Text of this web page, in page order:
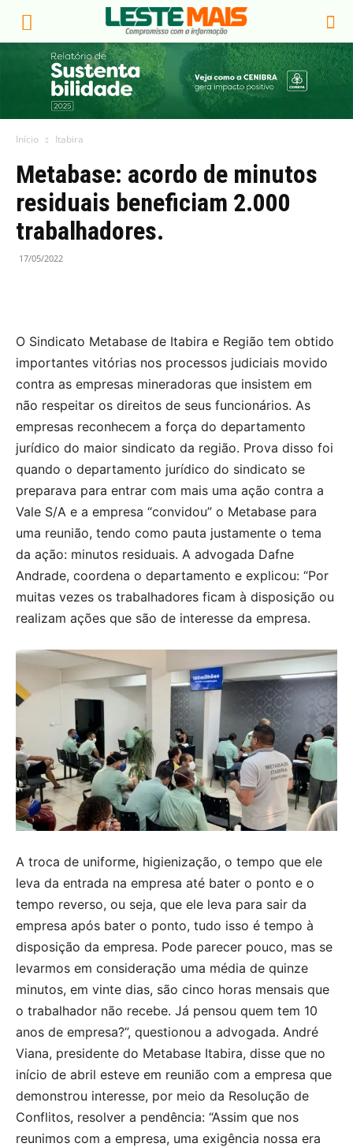
Início Itabira
Metabase: acordo de minutos
residuais beneficiam 2.000
trabalhadores.
17/05/2022
O Sindicato Metabase de Itabira e Região tem obtido
importantes vitórias nos processos judiciais movido
contra as empresas mineradoras que insistem em
não respeitar os direitos de seus funcionários. As
empresas reconhecem a força do departamento
jurídico do maior sindicato da região. Prova disso foi
quando o departamento jurídico do sindicato se
preparava para entrar com mais uma ação contra a
Vale S/A e a empresa “convidou” o Metabase para
uma reunião, tendo como pauta justamente o tema
da ação: minutos residuais. A advogada Dafne
Andrade, coordena o departamento e explicou: “Por
muitas vezes os trabalhadores ficam à disposição ou
realizam ações que são de interesse da empresa.
A troca de uniforme, higienização, o tempo que ele
leva da entrada na empresa até bater o ponto e o
tempo reverso, ou seja, que ele leva para sair da
empresa após bater o ponto, tudo isso é tempo à
disposição da empresa. Pode parecer pouco, mas se
levarmos em consideração uma média de quinze
minutos, em vinte dias, são cinco horas mensais que
o trabalhador não recebe. Já pensou quem tem 10
anos de empresa?”, questionou a advogada. André
Viana, presidente do Metabase Itabira, disse que no
início de abril esteve em reunião com a empresa que
demonstrou interesse, por meio da Resolução de
Conflitos, resolver a pendência: “Assim que nos
reunimos com a empresa, uma exigência nossa era